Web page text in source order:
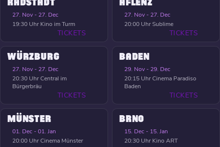
RADSTADT
27. Nov - 27. Dec
19:30 Uhr Kino im Turm
TICKETS
AFLENZ
27. Nov - 27. Dec
20:00 UhrSublime
TICKETS
WÜRZBURG
27. Nov - 27. Dec
20:30 UhrCentral im
Bürgerbräu
TICKETS
BADEN
29. Nov - 29. Dec
20:15 UhrCinema Paradiso
Baden
TICKETS
MÜNSTER
01. Dec - 01. Jan
20:00 UhrCinema Münster
BRNO
15. Dec - 15. Jan
20:30 Uhr Kino ART